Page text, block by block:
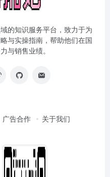
的知识服务平台，致力于为
与实操指南，帮助他们在国
与销售业绩。
广告合作 关于我们